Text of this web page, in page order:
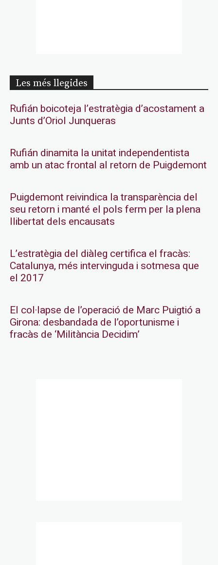
Les més llegides
Rufián boicoteja l’estratègia d’acostament a
Junts d’Oriol Junqueras
Rufián dinamita la unitat independentista
amb un atac frontal al retorn de Puigdemont
Puigdemont reivindica la transparència del
seu retorn i manté el pols ferm per la plena
llibertat dels encausats
L’estratègia del diàleg certifica el fracàs:
Catalunya, més intervinguda i sotmesa que
el 2017
El col·lapse de l’operació de Marc Puigtió a
Girona: desbandada de l’oportunisme i
fracàs de ‘Militància Decidim’